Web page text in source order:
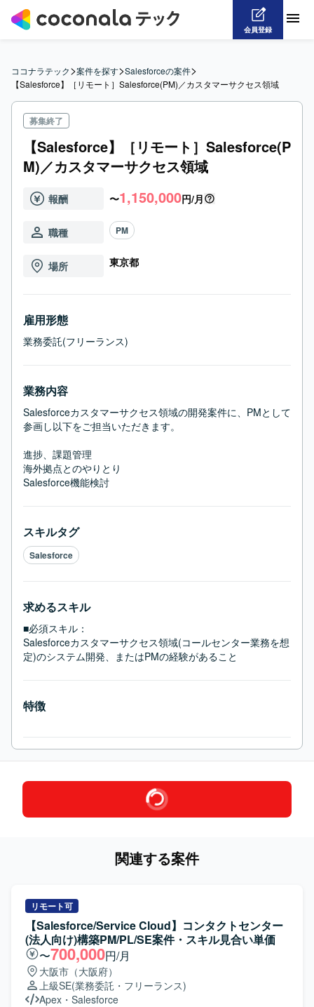
会員登録
ココナラテック>案件を探す>Salesforceの案件>
【Salesforce】［リモート］Salesforce(PM)／カスタマーサクセス領域
募集終了
【Salesforce】［リモート］Salesforce(P
M)／カスタマーサクセス領域
報酬 〜1,150,000円/月
職種 PM
場所 東京都
雇用形態
業務委託(フリーランス)
業務内容
Salesforceカスタマーサクセス領域の開発案件に、PMとして
参画し以下をご担当いただきます。
進捗、課題管理
海外拠点とのやりとり
Salesforce機能検討
スキルタグ
Salesforce
求めるスキル
■必須スキル：
Salesforceカスタマーサクセス領域(コールセンター業務を想
定)のシステム開発、またはPMの経験があること
特徴
関連する案件
リモート可
【Salesforce/Service Cloud】コンタクトセンター
(法人向け)構築PM/PL/SE案件・スキル見合い単価
〜700,000円/月
大阪市（大阪府）
上級SE(業務委託・フリーランス)
Apex ・ Salesforce